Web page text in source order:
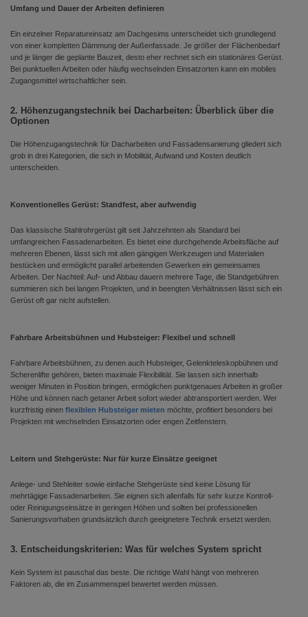
Umfang und Dauer der Arbeiten definieren
Ein einzelner Reparatureinsatz am Dachgesims unterscheidet sich grundlegend
von einer kompletten Dämmung der Außenfassade. Je größer der Flächenbedarf
und je länger die geplante Bauzeit, desto eher rechnet sich ein stationäres Gerüst.
Bei punktuellen Arbeiten oder häufig wechselnden Einsatzorten kann ein mobiles
Zugangsmittel wirtschaftlicher sein.
2. Höhenzugangstechnik bei Dacharbeiten: Überblick über die
Optionen
Die Höhenzugangstechnik für Dacharbeiten und Fassadensanierung gliedert sich
grob in drei Kategorien, die sich in Mobilität, Aufwand und Kosten deutlich
unterscheiden.
Konventionelles Gerüst: Standfest, aber aufwendig
Das klassische Stahlrohrgerüst gilt seit Jahrzehnten als Standard bei
umfangreichen Fassadenarbeiten. Es bietet eine durchgehende Arbeitsfläche auf
mehreren Ebenen, lässt sich mit allen gängigen Werkzeugen und Materialien
bestücken und ermöglicht parallel arbeitenden Gewerken ein gemeinsames
Arbeiten. Der Nachteil: Auf- und Abbau dauern mehrere Tage, die Standgebühren
summieren sich bei langen Projekten, und in beengten Verhältnissen lässt sich ein
Gerüst oft gar nicht aufstellen.
Fahrbare Arbeitsbühnen und Hubsteiger: Flexibel und schnell
Fahrbare Arbeitsbühnen, zu denen auch Hubsteiger, Gelenkteleskopbühnen und
Scherenlifte gehören, bieten maximale Flexibilität. Sie lassen sich innerhalb
weniger Minuten in Position bringen, ermöglichen punktgenaues Arbeiten in großer
Höhe und können nach getaner Arbeit sofort wieder abtransportiert werden. Wer
kurzfristig einen flexiblen Hubsteiger mieten möchte, profitiert besonders bei
Projekten mit wechselnden Einsatzorten oder engen Zeitfenstern.
Leitern und Stehgerüste: Nur für kurze Einsätze geeignet
Anlege- und Stehleiter sowie einfache Stehgerüste sind keine Lösung für
mehrtägige Fassadenarbeiten. Sie eignen sich allenfalls für sehr kurze Kontroll-
oder Reinigungseinsätze in geringen Höhen und sollten bei professionellen
Sanierungsvorhaben grundsätzlich durch geeignetere Technik ersetzt werden.
3. Entscheidungskriterien: Was für welches System spricht
Kein System ist pauschal das beste. Die richtige Wahl hängt von mehreren
Faktoren ab, die im Zusammenspiel bewertet werden müssen.